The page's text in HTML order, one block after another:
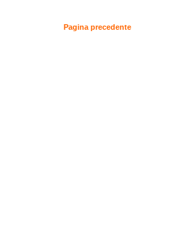
Pagina precedente